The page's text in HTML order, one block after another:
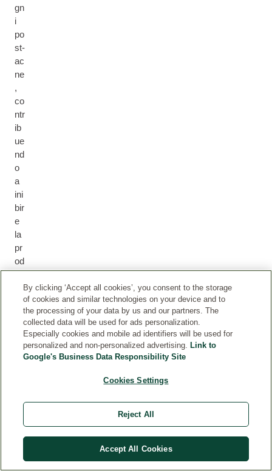
gn
i
po
st-
ac
ne
,
co
ntr
ib
ue
nd
o
a
ini
bir
e
la
pr
od
uz
ne
an
By clicking ‘Accept all cookies’, you consent to the storage
of cookies and similar technologies on your device and to
the processing of your data by us and our partners. The
collected data will be used for ads personalization.
Especially cookies and mobile ad identifiers will be used for
personalized and non-personalized advertising. Link to
Google's Business Data Responsibility Site
Cookies Settings
Reject All
Accept All Cookies